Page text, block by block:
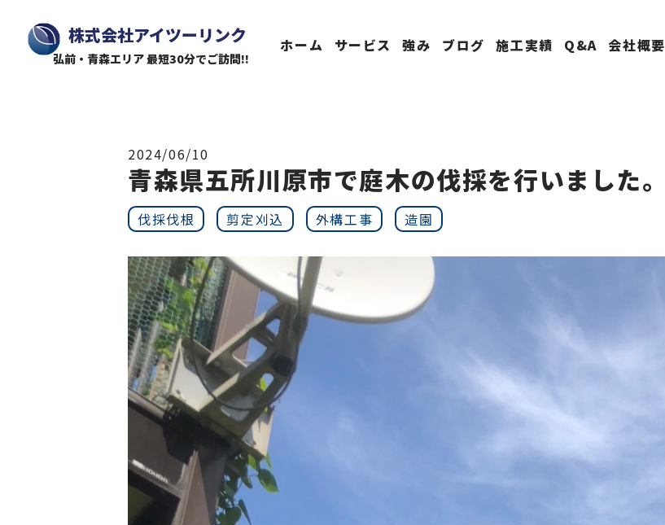
株式会社アイツーリンク
弘前・青森エリア 最短30分でご訪問!!
ホーム サービス 強み ブログ 施工実績 Q&A 会社概要
2024/06/10
青森県五所川原市で庭木の伐採を行いました。
伐採伐根 剪定刈込 外構工事 造園